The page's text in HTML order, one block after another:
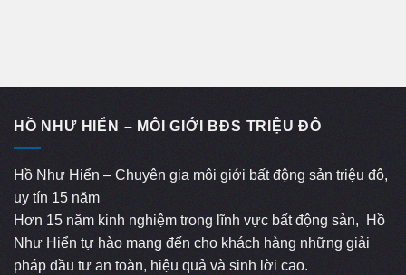
HỒ NHƯ HIỂN – MÔI GIỚI BĐS TRIỆU ĐÔ
Hồ Như Hiển – Chuyên gia môi giới bất động sản triệu đô,
uy tín 15 năm
Hơn 15 năm kinh nghiệm trong lĩnh vực bất động sản, Hồ
Như Hiển tự hào mang đến cho khách hàng những giải
pháp đầu tư an toàn, hiệu quả và sinh lời cao.